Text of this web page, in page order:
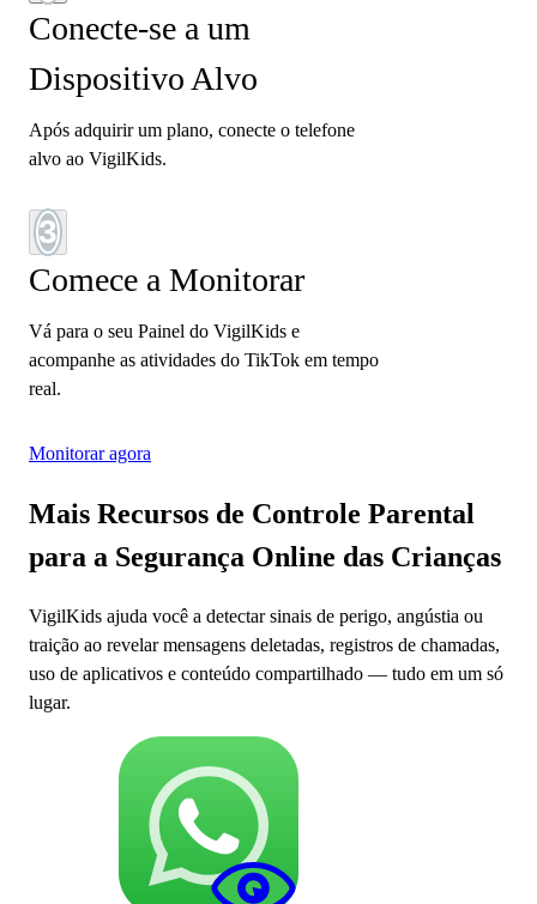
Conecte-se a um
Dispositivo Alvo
Após adquirir um plano, conecte o telefone
alvo ao VigilKids.
3
Comece a Monitorar
Vá para o seu Painel do VigilKids e
acompanhe as atividades do TikTok em tempo
real.
Monitorar agora
Mais Recursos de Controle Parental
para a Segurança Online das Crianças
VigilKids ajuda você a detectar sinais de perigo, angústia ou
traição ao revelar mensagens deletadas, registros de chamadas,
uso de aplicativos e conteúdo compartilhado — tudo em um só
lugar.